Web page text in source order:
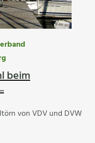
beim
von VDV und DVW